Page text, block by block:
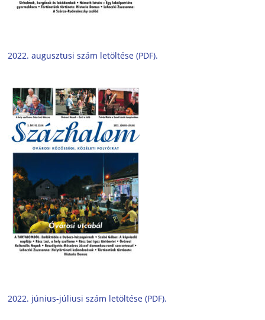
2022. augusztusi szám letöltése (PDF).
2022. június-júliusi szám letöltése (PDF).